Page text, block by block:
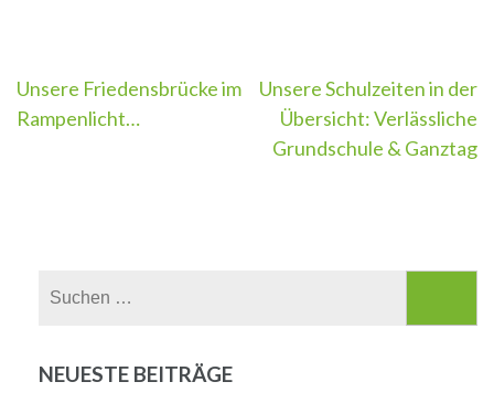
Beitragsnavigation
Unsere Friedensbrücke im
Rampenlicht…
Unsere Schulzeiten in der
Übersicht: Verlässliche
Grundschule & Ganztag
NEUESTE BEITRÄGE